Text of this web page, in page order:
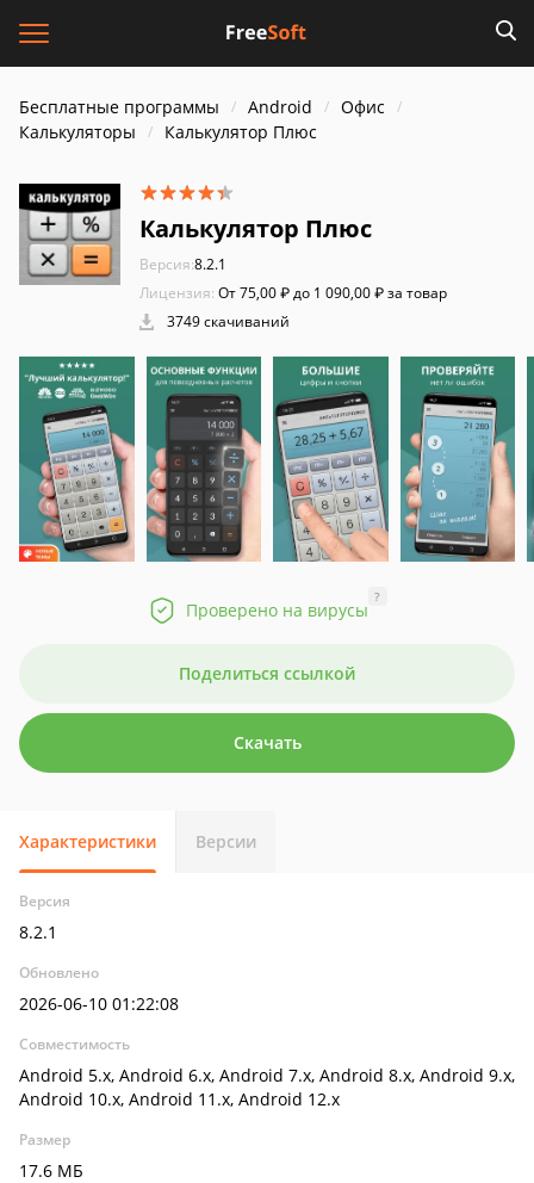
Бесплатные программы Android
Офис
Калькуляторы
Калькулятор Плюс
Калькулятор Плюс
Версия:8.2.1
Лицензия: От 75,00 ₽ до 1 090,00 ₽ за товар
3749 скачиваний
Проверено на вирусы
?
Поделиться ссылкой
Скачать
Характеристики Версии
Версия
8.2.1
Обновлено
2026-06-10 01:22:08
Совместимость
Android 5.x, Android 6.x, Android 7.x, Android 8.x, Android 9.x,
Android 10.x, Android 11.x, Android 12.x
Размер
17.6 МБ